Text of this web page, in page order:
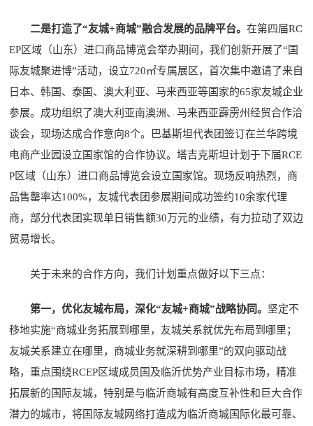
二是打造了“友城+商城”融合发展的品牌平台。在第四届RC
EP区域（山东）进口商品博览会举办期间，我们创新开展了“国
际友城聚进博”活动，设立720㎡专属展区，首次集中邀请了来自
日本、韩国、泰国、澳大利亚、马来西亚等国家的65家友城企业
参展。成功组织了澳大利亚南澳洲、马来西亚霹雳州经贸合作洽
谈会，现场达成合作意向8个。巴基斯坦代表团签订在兰华跨境
电商产业园设立国家馆的合作协议。塔吉克斯坦计划于下届RCE
P区域（山东）进口商品博览会设立国家馆。现场反响热烈，商
品售罄率达100%，友城代表团参展期间成功签约10余家代理
商，部分代表团实现单日销售额30万元的业绩，有力拉动了双边
贸易增长。
关于未来的合作方向，我们计划重点做好以下三点：
第一，优化友城布局，深化“友城+商城”战略协同。 坚定不
移地实施“商城业务拓展到哪里，友城关系就优先布局到哪里；
友城关系建立在哪里，商城业务就深耕到哪里”的双向驱动战
略，重点围绕RCEP区域成员国及临沂优势产业目标市场，精准
拓展新的国际友城，特别是与临沂商城有高度互补性和巨大合作
潜力的城市，将国际友城网络打造成为临沂商城国际化最可靠、